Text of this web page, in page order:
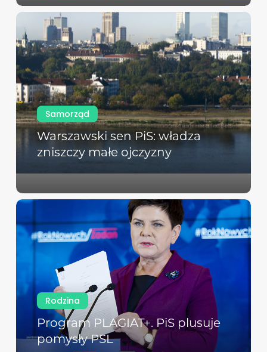
Samorząd
Warszawski sen PiS: władza
zniszczy małe ojczyzny
Rodzina
Program PLAGIAT+. PiS plusuje
pomysły PSL